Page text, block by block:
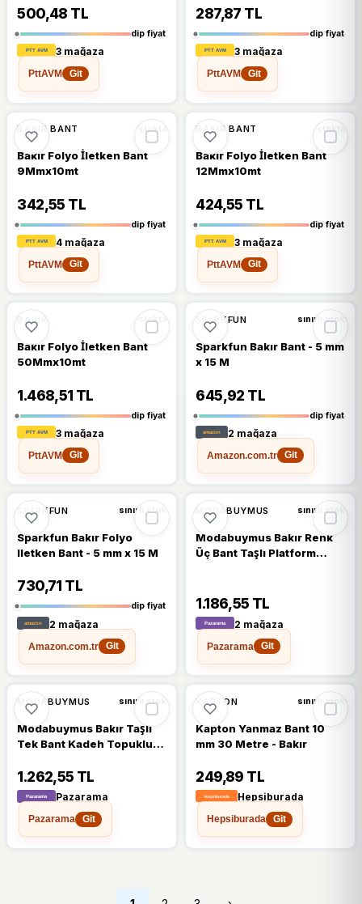
500,48 TL
dip fiyat
3 mağaza
PttAVM
Git
287,87 TL
dip fiyat
3 mağaza
PttAVM
Git
BAKIR BANT stokta
Bakır Folyo İletken Bant
9Mmx10mt
342,55 TL
dip fiyat
4 mağaza
PttAVM
Git
BAKIR BANT stokta
Bakır Folyo İletken Bant
12Mmx10mt
424,55 TL
dip fiyat
3 mağaza
PttAVM
Git
%13
BAKIR stokta
Bakır Folyo İletken Bant
50Mmx10mt
1.468,51 TL
dip fiyat
3 mağaza
PttAVM
Git
%8
SPARKFUN sınırlı stok
Sparkfun Bakır Bant - 5 mm
x 15 M
645,92 TL
dip fiyat
2 mağaza
Amazon.com.tr
Git
%7
SPARKFUN sınırlı stok
Sparkfun Bakır Folyo
Iletken Bant - 5 mm x 15 M
730,71 TL
dip fiyat
2 mağaza
Amazon.com.tr
Git
MODABUYMUS sınırlı stok
Modabuymus Bakır Renk
Üç Bant Taşlı Platform
1.186,55 TL
2 mağaza
Pazarama
Git
MODABUYMUS sınırlı stok
Modabuymus Bakır Taşlı
Tek Bant Kadeh Topuklu
1.262,55 TL
Pazarama
Pazarama
Git
KAPTON sınırlı stok
Kapton Yanmaz Bant 10
mm 30 Metre - Bakır
249,89 TL
Hepsiburada
Hepsiburada
Git